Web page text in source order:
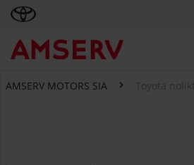
AMSERV MOTORS SIA Toyota